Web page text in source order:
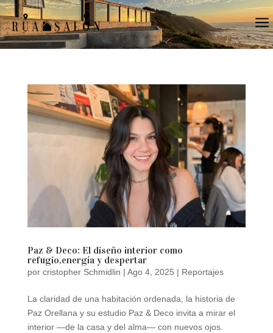
a
Paz & Deco: El diseño interior como
refugio,energía y despertar
por cristopher Schmidlin | Ago 4, 2025 | Reportajes
La claridad de una habitación ordenada, la historia de
Paz Orellana y su estudio Paz & Deco invita a mirar el
interior —de la casa y del alma— con nuevos ojos.